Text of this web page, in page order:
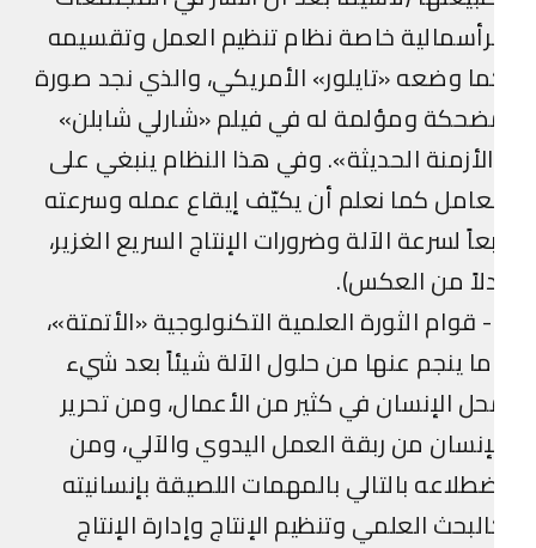
خاصة نظام تنظيم العمل وتقسيمه
وضعه «تايلور» الأمريكي، والذي نجد صورة
ومؤلمة له في فيلم «شارلي شابلن»
الحديثة». وفي هذا النظام ينبغي على
كما نعلم أن يكيّف إيقاع عمله وسرعته
لسرعة الآلة وضرورات الإنتاج السريع الغزير،
من العكس).
4- قوام الثورة العلمية التكنولوجية «الأتمتة»،
ينجم عنها من حلول الآلة شيئاً بعد شيء
الإنسان في كثير من الأعمال، ومن تحرير
من ربقة العمل اليدوي والآلي، ومن
بالتالي بالمهمات اللصيقة بإنسانيته
العلمي وتنظيم الإنتاج وإدارة الإنتاج